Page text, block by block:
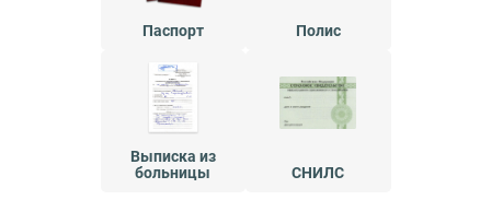
Паспорт Полис
Выписка из
больницы
СНИЛС